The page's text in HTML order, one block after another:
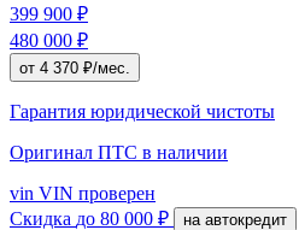
399 900 ₽
480 000 ₽
от 4 370 ₽/мес.
Гарантия юридической чистоты
Оригинал ПТС в наличии
vin VIN проверен
Скидка до 80 000 ₽ на автокредит